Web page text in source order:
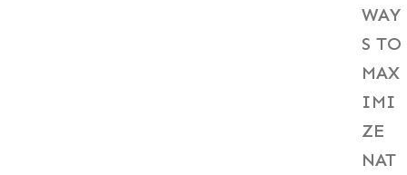
WAY
S TO
MAX
IMI
ZE
NAT